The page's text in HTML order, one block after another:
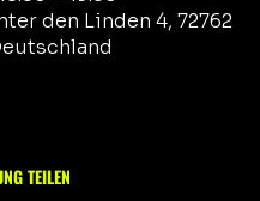
den Linden 4, 72762
TEILEN